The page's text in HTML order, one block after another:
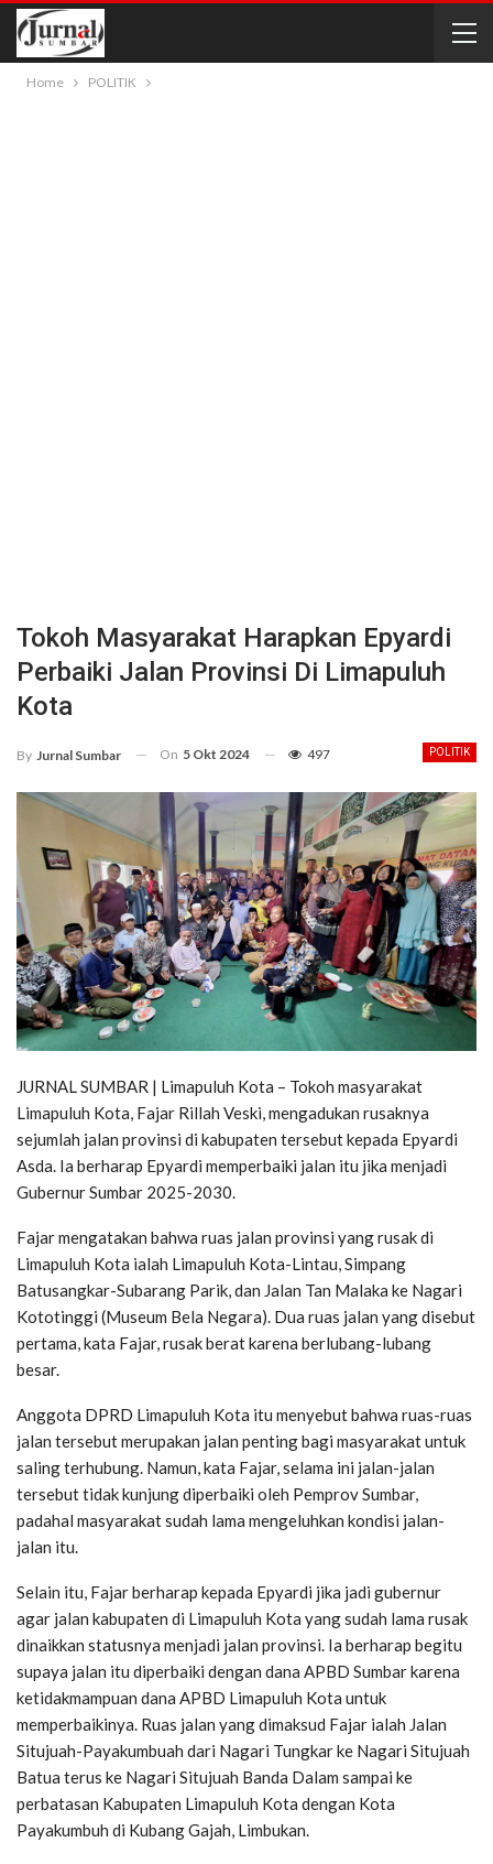
Home POLITIK
Tokoh Masyarakat Harapkan Epyardi
Perbaiki Jalan Provinsi Di Limapuluh
Kota
POLITIK
By Jurnal Sumbar On 5 Okt 2024 497
JURNAL SUMBAR | Limapuluh Kota – Tokoh masyarakat
Limapuluh Kota, Fajar Rillah Veski, mengadukan rusaknya
sejumlah jalan provinsi di kabupaten tersebut kepada Epyardi
Asda. Ia berharap Epyardi memperbaiki jalan itu jika menjadi
Gubernur Sumbar 2025-2030.
Fajar mengatakan bahwa ruas jalan provinsi yang rusak di
Limapuluh Kota ialah Limapuluh Kota-Lintau, Simpang
Batusangkar-Subarang Parik, dan Jalan Tan Malaka ke Nagari
Kototinggi (Museum Bela Negara). Dua ruas jalan yang disebut
pertama, kata Fajar, rusak berat karena berlubang-lubang
besar.
Anggota DPRD Limapuluh Kota itu menyebut bahwa ruas-ruas
jalan tersebut merupakan jalan penting bagi masyarakat untuk
saling terhubung. Namun, kata Fajar, selama ini jalan-jalan
tersebut tidak kunjung diperbaiki oleh Pemprov Sumbar,
padahal masyarakat sudah lama mengeluhkan kondisi jalan-
jalan itu.
Selain itu, Fajar berharap kepada Epyardi jika jadi gubernur
agar jalan kabupaten di Limapuluh Kota yang sudah lama rusak
dinaikkan statusnya menjadi jalan provinsi. Ia berharap begitu
supaya jalan itu diperbaiki dengan dana APBD Sumbar karena
ketidakmampuan dana APBD Limapuluh Kota untuk
memperbaikinya. Ruas jalan yang dimaksud Fajar ialah Jalan
Situjuah-Payakumbuah dari Nagari Tungkar ke Nagari Situjuah
Batua terus ke Nagari Situjuah Banda Dalam sampai ke
perbatasan Kabupaten Limapuluh Kota dengan Kota
Payakumbuh di Kubang Gajah, Limbukan.